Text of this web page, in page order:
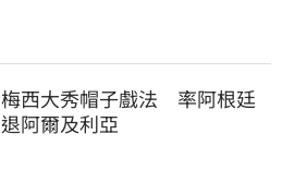
梅西大秀帽子戲法　率阿根廷
退阿爾及利亞